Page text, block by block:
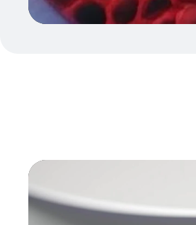
Reproductor
de
vídeo